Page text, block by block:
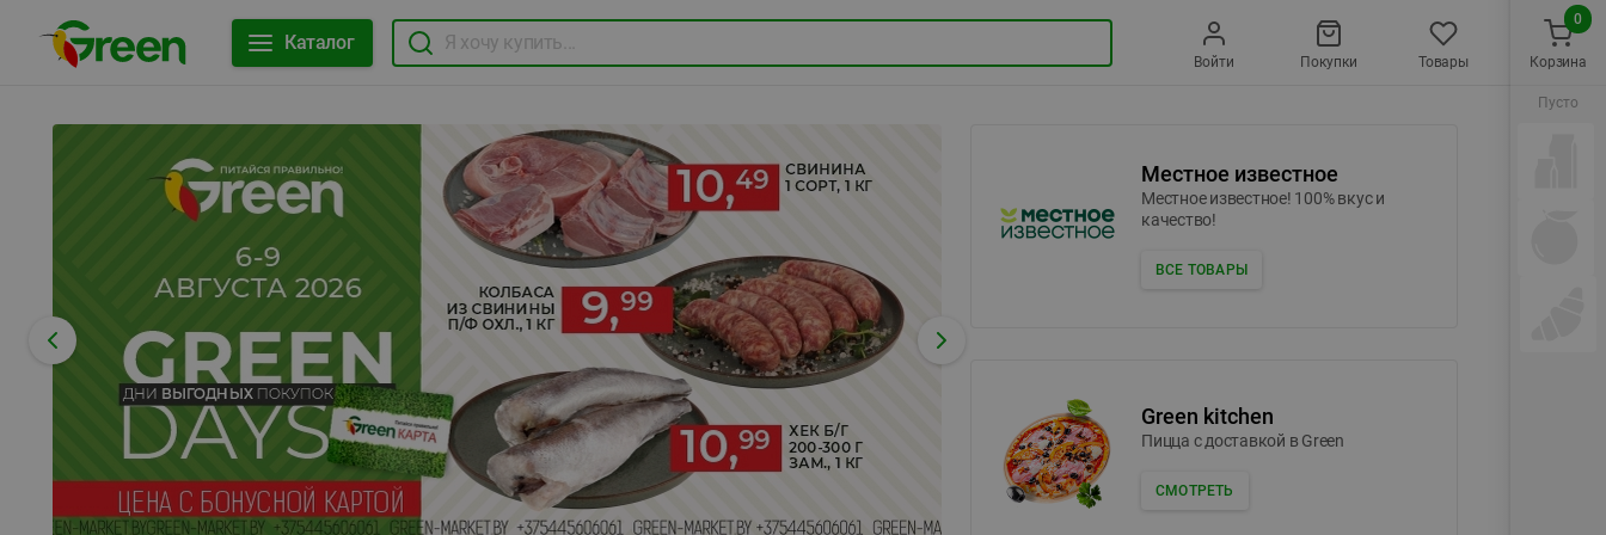
Каталог
Войти Покупки Товары
Местное известное
Местное известное! 100% вкус и
качество!
ВСЕ ТОВАРЫ
Green kitchen
Пицца c доставкой в Green
СМОТРЕТЬ
Корзина
0
Пусто